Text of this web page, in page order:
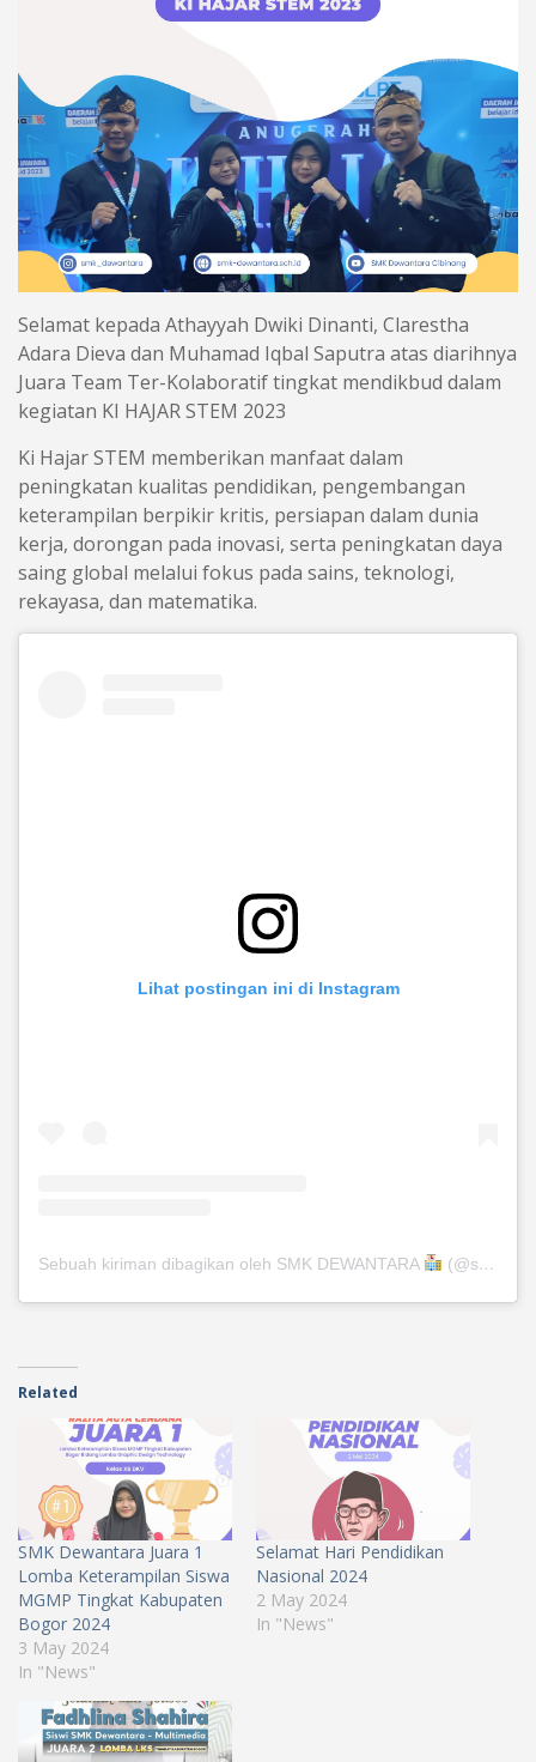
Selamat kepada Athayyah Dwiki Dinanti, Clarestha
Adara Dieva dan Muhamad Iqbal Saputra atas diarihnya
Juara Team Ter-Kolaboratif tingkat mendikbud dalam
kegiatan KI HAJAR STEM 2023
Ki Hajar STEM memberikan manfaat dalam
peningkatan kualitas pendidikan, pengembangan
keterampilan berpikir kritis, persiapan dalam dunia
kerja, dorongan pada inovasi, serta peningkatan daya
saing global melalui fokus pada sains, teknologi,
rekayasa, dan matematika.
Lihat postingan ini di Instagram
Sebuah kiriman dibagikan oleh SMK DEWANTARA (@smk_dewantara)
Related
SMK Dewantara Juara 1
Lomba Keterampilan Siswa
MGMP Tingkat Kabupaten
Bogor 2024
3 May 2024
In "News"
Selamat Hari Pendidikan
Nasional 2024
2 May 2024
In "News"